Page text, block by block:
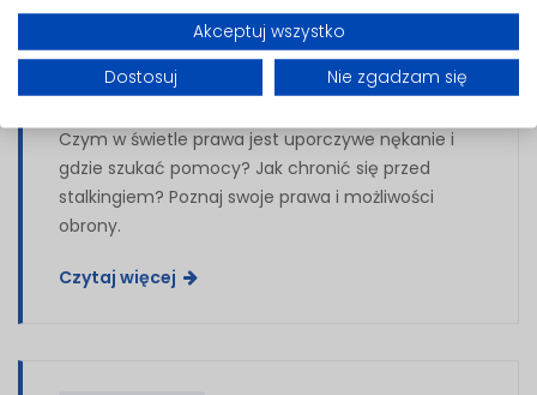
PRAWO KARNE
Stalking – czym jest i jak się przed
nim bronić?
Czym w świetle prawa jest uporczywe nękanie i
gdzie szukać pomocy? Jak chronić się przed
stalkingiem? Poznaj swoje prawa i możliwości
obrony.
Czytaj więcej
Akceptuj wszystko
Dostosuj
Nie zgadzam się